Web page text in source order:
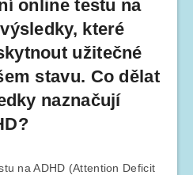
online testu na
které
užitečné
stavu. Co dělat
naznačují
na ADHD (Attention Deficit